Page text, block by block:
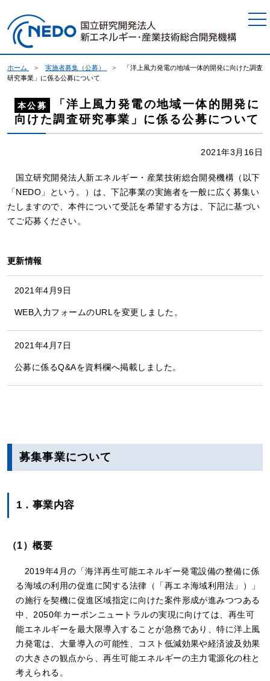
ホーム 実施者募集（公募）
「洋上風力発電の地域一体的開発に向けた調査
研究事業」に係る公募について
本公募
「洋上風力発電の地域一体的開発に
向けた調査研究事業」に係る公募について
2021年3月16日
国立研究開発法人新エネルギー・産業技術総合開発機構（以下
「NEDO」という。）は、下記事業の実施者を一般に広く募集い
たしますので、本件について受託を希望する方は、下記に基づい
てご応募ください。
更新情報
2021年4月9日
WEB入力フォームのURLを変更しました。
2021年4月7日
公募に係るQ&Aを資料欄へ掲載しました。
募集事業について
1．事業内容
（1）概要
2019年4月の「海洋再生可能エネルギー発電設備の整備に係
る海域の利用の促進に関する法律（「再エネ海域利用法」）」
の施行を契機に促進区域指定に向けた案件形成が進みつつある
中、2050年カーボンニュートラルの実現に向けては、再生可
能エネルギーを最大限導⼊することが急務であり、特に洋上風
力発電は、大量導入の可能性、コスト低減効果や経済波及効果
の大きさの観点から、再生可能エネルギーの主力電源化の柱と
考えられる。